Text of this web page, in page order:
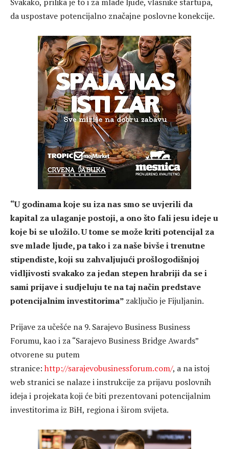
da uspostave potencijalno značajne poslovne konekcije.
“U godinama koje su iza nas smo se uvjerili da
kapital za ulaganje postoji, a ono što fali jesu ideje u
koje bi se uložilo. U tome se može kriti potencijal za
sve mlade ljude, pa tako i za naše bivše i trenutne
stipendiste, koji su zahvaljujući prošlogodišnjoj
vidljivosti svakako za jedan stepen hrabriji da se i
sami prijave i sudjeluju te na taj način predstave
potencijalnim investitorima” zaključio je Fijuljanin.
Prijave za učešće na 9. Sarajevo Business Business
Forumu, kao i za “Sarajevo Business Bridge Awards”
otvorene su putem
stranice: http://sarajevobusinessforum.com/, a na istoj
web stranici se nalaze i instrukcije za prijavu poslovnih
ideja i projekata koji će biti prezentovani potencijalnim
investitorima iz BiH, regiona i širom svijeta.